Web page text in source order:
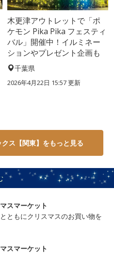
木更津アウトレットで「ポ
ケモン Pika Pika フェスティ
バル」開催中！イルミネー
ションやプレゼント企画も
千葉県
2026年4月22日 15:57 更新
ス【関東】をもっと見る
スマーケット
ともにクリスマスのお買い物を
スマーケット